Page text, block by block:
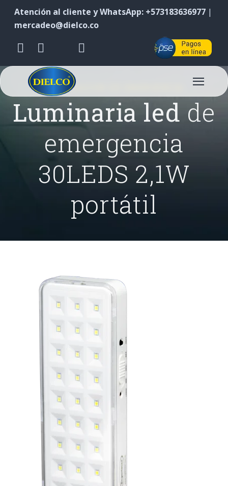
Atención al cliente y WhatsApp: +573183636977 |
mercadeo@dielco.co
ILUMINACIÓN DE EMERGENCIA
Luminaria led de
emergencia
30LEDS 2,1W
portátil